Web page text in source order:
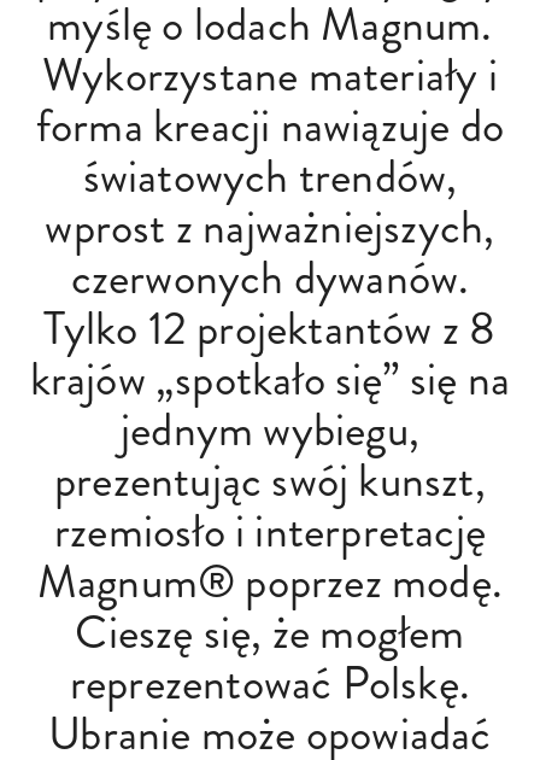
myślę o lodach Magnum.
Wykorzystane materiały i
forma kreacji nawiązuje do
światowych trendów,
wprost z najważniejszych,
czerwonych dywanów.
Tylko 12 projektantów z 8
krajów „spotkało się” się na
jednym wybiegu,
prezentując swój kunszt,
rzemiosło i interpretację
Magnum®️ poprzez modę.
Cieszę się, że mogłem
reprezentować Polskę.
Ubranie może opowiadać